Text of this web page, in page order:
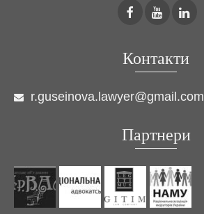
Контакти
r.guseinova.lawyer@gmail.com
Партнери